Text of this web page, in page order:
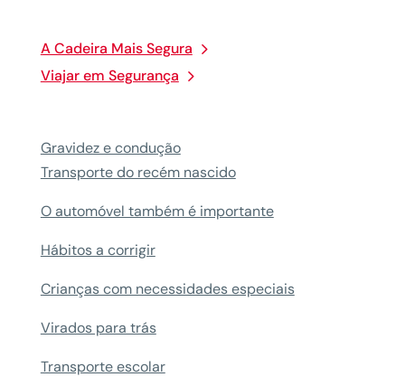
A Cadeira Mais Segura
Viajar em Segurança
Gravidez e condução
Transporte do recém nascido
O automóvel também é importante
Hábitos a corrigir
Crianças com necessidades especiais
Virados para trás
Transporte escolar